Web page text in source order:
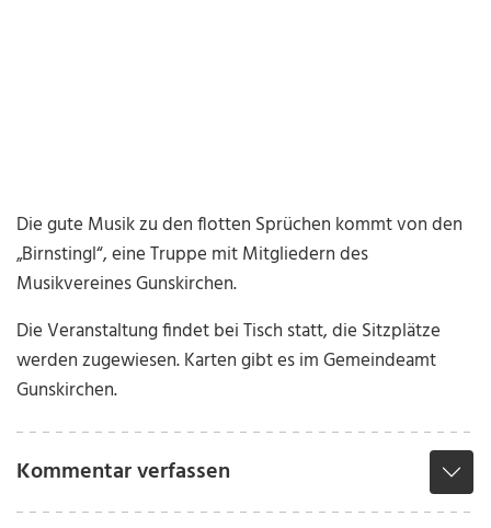
Die gute Musik zu den flotten Sprüchen kommt von den
„Birnstingl“, eine Truppe mit Mitgliedern des
Musikvereines Gunskirchen.
Die Veranstaltung findet bei Tisch statt, die Sitzplätze
werden zugewiesen. Karten gibt es im Gemeindeamt
Gunskirchen.
Kommentar verfassen